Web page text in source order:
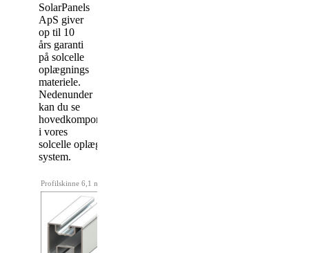
SolarPanels
ApS giver
op til 10
års garanti
på solcelle
oplægnings
materiele.
Nedenunder
kan du se
hovedkomponeneter
i vores
solcelle oplægnings
system.
Profilskinne 6,1 meter